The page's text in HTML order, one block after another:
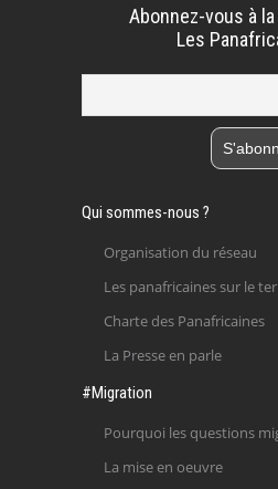
Abonnez-vous à
Les
Qui sommes-nous ?
Organisation du réseau
Les panafricaines sur le
Charte des Panafricaines
La Presse en parle
#Migration
Pourquoi les questions
La mise en oeuvre